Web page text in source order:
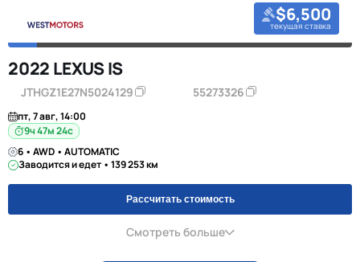
$6,500
текущая ставка
2022 LEXUS IS
JTHGZ1E27N5024129 55273326
пт, 7 авг, 14:00
9ч 47м 23с
6 • AWD • AUTOMATIC
Заводится и едет • 139 253 км
Рассчитать стоимость
Смотреть больше